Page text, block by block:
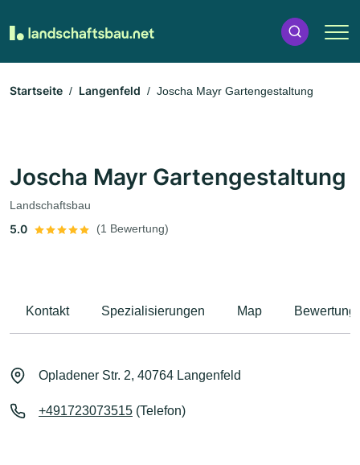
Startseite Langenfeld Joscha Mayr Gartengestaltung
Joscha Mayr Gartengestaltung
Landschaftsbau
5.0 (1 Bewertung)
Kontakt Spezialisierungen Map
Opladener Str. 2, 40764 Langenfeld
+491723073515 (Telefon)